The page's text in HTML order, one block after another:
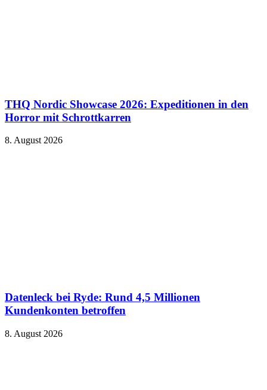
THQ Nordic Showcase 2026: Expeditionen in den
Horror mit Schrottkarren
8. August 2026
Datenleck bei Ryde: Rund 4,5 Millionen
Kundenkonten betroffen
8. August 2026